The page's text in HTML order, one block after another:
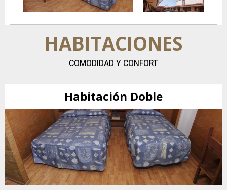
HABITACIONES
COMODIDAD Y CONFORT
Habitación Doble